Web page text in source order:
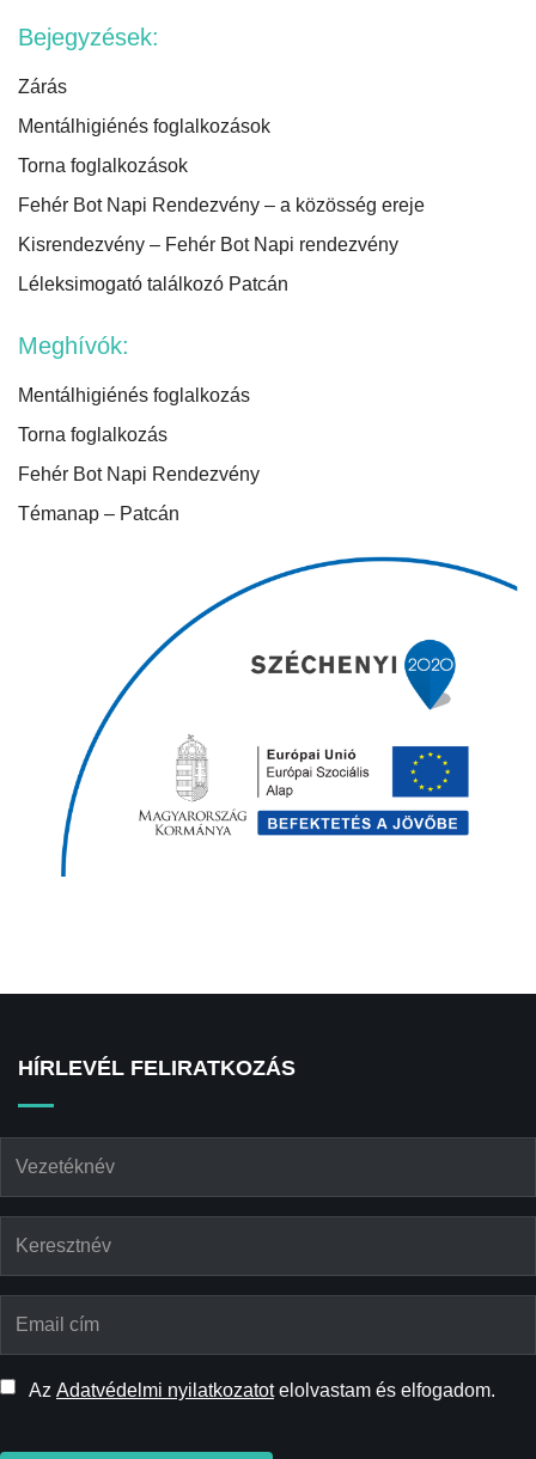
Bejegyzések:
Zárás
Mentálhigiénés foglalkozások
Torna foglalkozások
Fehér Bot Napi Rendezvény – a közösség ereje
Kisrendezvény – Fehér Bot Napi rendezvény
Léleksimogató találkozó Patcán
Meghívók:
Mentálhigiénés foglalkozás
Torna foglalkozás
Fehér Bot Napi Rendezvény
Témanap – Patcán
HÍRLEVÉL FELIRATKOZÁS
Az Adatvédelmi nyilatkozatotelolvastam és elfogadom.